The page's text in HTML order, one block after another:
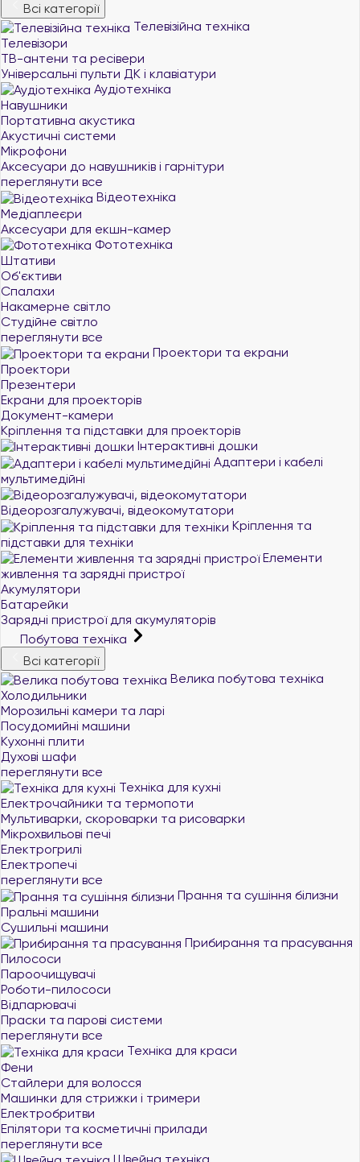
Всі категорії
Телевізійна техніка
Телевізори
ТВ-антени та ресівери
Універсальні пульти ДК і клавіатури
Аудіотехніка
Навушники
Портативна акустика
Акустичні системи
Мікрофони
Аксесуари до навушників і гарнітури
переглянути все
Відеотехніка
Медіаплеєри
Аксесуари для екшн-камер
Фототехніка
Штативи
Об'єктиви
Спалахи
Накамерне світло
Студійне світло
переглянути все
Проектори та екрани
Проектори
Презентери
Екрани для проекторів
Документ-камери
Кріплення та підставки для проекторів
Інтерактивні дошки
Адаптери і кабелі
мультимедійні
Відеорозгалужувачі, відеокомутатори
Кріплення та
підставки для техніки
Елементи
живлення та зарядні пристрої
Акумулятори
Батарейки
Зарядні пристрої для акумуляторів
Побутова техніка
Всі категорії
Велика побутова техніка
Холодильники
Морозильні камери та ларі
Посудомийні машини
Кухонні плити
Духові шафи
переглянути все
Техніка для кухні
Електрочайники та термопоти
Мультиварки, скороварки та рисоварки
Мікрохвильові печі
Електрогрилі
Електропечі
переглянути все
Прання та сушіння білизни
Пральні машини
Сушильні машини
Прибирання та прасування
Пилососи
Пароочищувачі
Роботи-пилососи
Відпарювачі
Праски та парові системи
переглянути все
Техніка для краси
Фени
Стайлери для волосся
Машинки для стрижки і тримери
Електробритви
Епілятори та косметичні прилади
переглянути все
Швейна техніка